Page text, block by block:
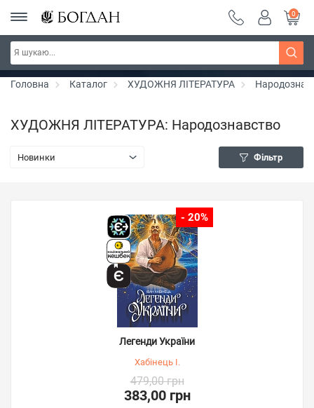
РОЗПРОДАЖ ~ 150 грн ~ 200 грн ~ 250 грн ~
300 грн ~ РОЗПРОДАЖ
Дізнатись більше
0
Головна Каталог ХУДОЖНЯ ЛІТЕРАТУРА
ХУДОЖНЯ ЛІТЕРАТУРА: Народознавство
Новинки Фільтр
- 20%
Легенди України
Хабінець І.
479,00 грн
383,00 грн